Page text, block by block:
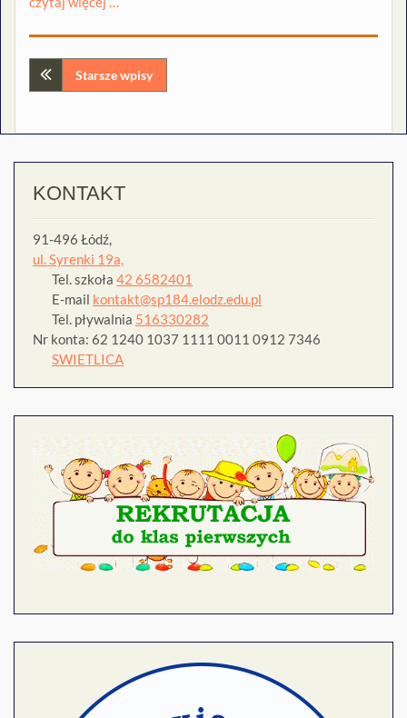
Nawigacja
wpisach
Starsze wpisy
KONTAKT
91-496 Łódź,
ul. Syrenki 19a,
Tel. szkoła 42 6582401
E-mail kontakt@sp184.elodz.edu.pl
Tel. pływalnia 516330282
Nr konta: 62 1240 1037 1111 0011 0912 7346
SWIETLICA